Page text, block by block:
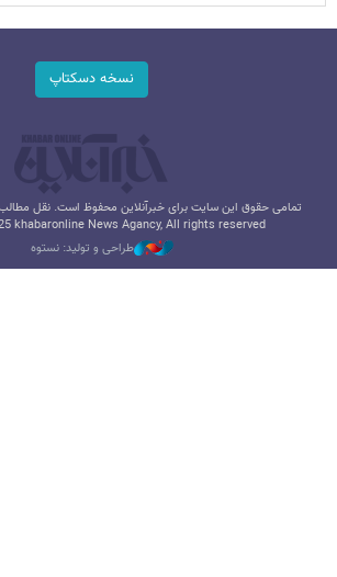
نسخه دسکتاپ
تمامی حقوق این سایت برای خبرآنلاین محفوظ است. نقل مطالب
khabaronline News Agancy, All rights reserved
طراحی و تولید: نستوه